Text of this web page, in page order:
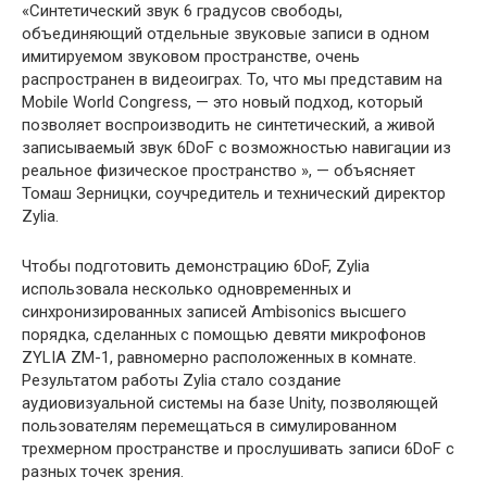
«Синтетический звук 6 градусов свободы,
объединяющий отдельные звуковые записи в одном
имитируемом звуковом пространстве, очень
распространен в видеоиграх. То, что мы представим на
Mobile World Congress, — это новый подход, который
позволяет воспроизводить не синтетический, а живой
записываемый звук 6DoF с возможностью навигации из
реальное физическое пространство », — объясняет
Томаш Зерницки, соучредитель и технический директор
Zylia.
Чтобы подготовить демонстрацию 6DoF, Zylia
использовала несколько одновременных и
синхронизированных записей Ambisonics высшего
порядка, сделанных с помощью девяти микрофонов
ZYLIA ZM-1, равномерно расположенных в комнате.
Результатом работы Zylia стало создание
аудиовизуальной системы на базе Unity, позволяющей
пользователям перемещаться в симулированном
трехмерном пространстве и прослушивать записи 6DoF с
разных точек зрения.